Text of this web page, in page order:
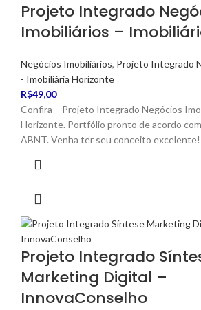
Projeto Integrado
Imobiliários –
Negócios Imobiliários, Projeto Integrado
- Imobiliária Horizonte
R$49,00
Confira – Projeto Integrado Negócios
Horizonte. Portfólio pronto de acordo
ABNT. Venha ter seu conceito excelente!
Projeto Integrado
Marketing Digital –
InnovaConselho